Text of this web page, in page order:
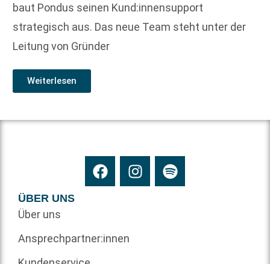
baut Pondus seinen Kund:innensupport
strategisch aus. Das neue Team steht unter der
Leitung von Gründer
Weiterlesen
ÜBER UNS
Über uns
Ansprechpartner:innen